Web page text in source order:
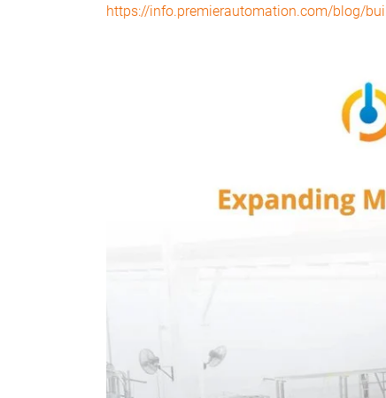
https://info.premierautomation.com/blog/